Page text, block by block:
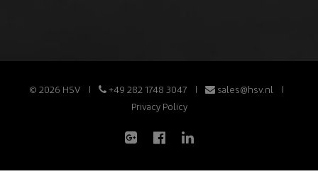
© 2026 HSV +49 282 1748 3047
sales@hsv.nl
Privacy Policy